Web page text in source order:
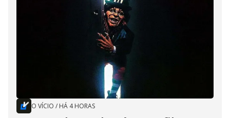
O VÍCIO / HÁ 4 HORAS